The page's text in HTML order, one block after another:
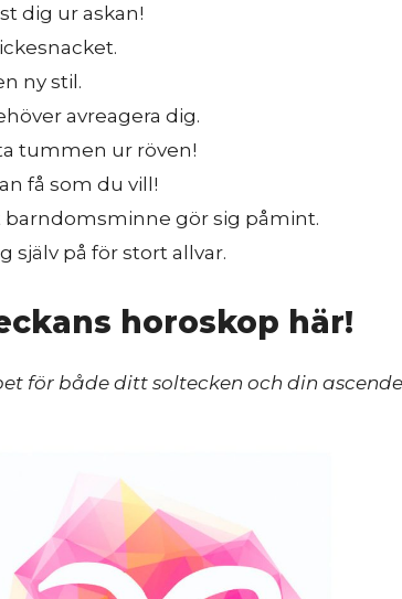
dig ur askan!
ny stil.
avreagera dig.
tummen ur röven!
få som du vill!
gör sig påmint.
själv på för stort allvar.
horoskop här!
för både ditt soltecken och din